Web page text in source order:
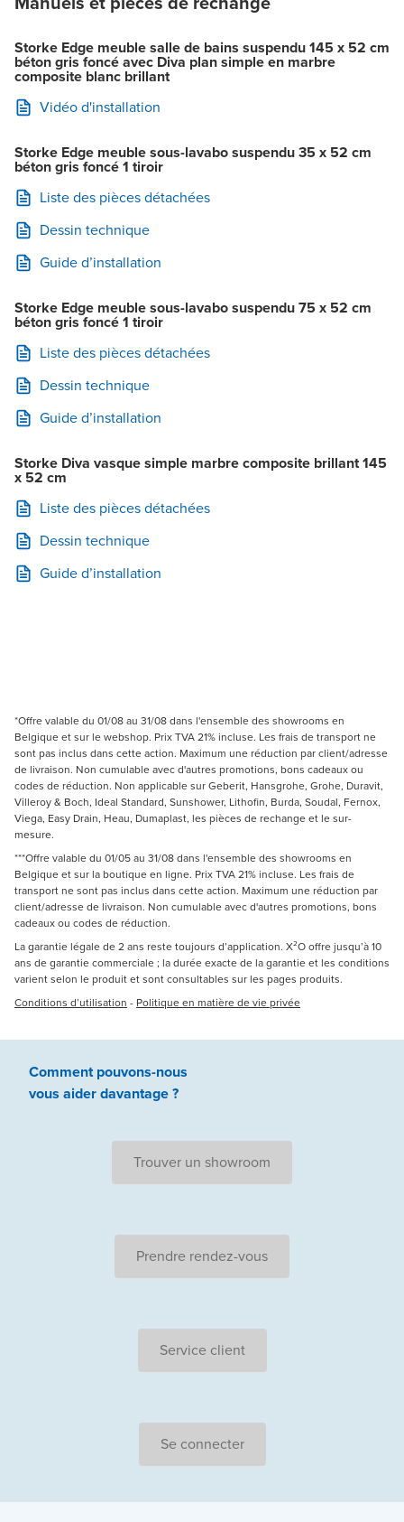
Storke Edge meuble salle de bains suspendu 145 x 52 cm
béton gris foncé avec Diva plan simple en marbre
composite blanc brillant
Vidéo d'installation
Storke Edge meuble sous-lavabo suspendu 35 x 52 cm
béton gris foncé 1 tiroir
Liste des pièces détachées
Dessin technique
Guide d’installation
Storke Edge meuble sous-lavabo suspendu 75 x 52 cm
béton gris foncé 1 tiroir
Liste des pièces détachées
Dessin technique
Guide d’installation
Storke Diva vasque simple marbre composite brillant 145
x 52 cm
Liste des pièces détachées
Dessin technique
Guide d’installation
*Offre valable du 01/08 au 31/08 dans l'ensemble des showrooms en
Belgique et sur le webshop. Prix TVA 21% incluse. Les frais de transport ne
sont pas inclus dans cette action. Maximum une réduction par client/adresse
de livraison. Non cumulable avec d'autres promotions, bons cadeaux ou
codes de réduction. Non applicable sur Geberit, Hansgrohe, Grohe, Duravit,
Villeroy & Boch, Ideal Standard, Sunshower, Lithofin, Burda, Soudal, Fernox,
Viega, Easy Drain, Heau, Dumaplast, les pièces de rechange et le sur-
mesure.
***Offre valable du 01/05 au 31/08 dans l'ensemble des showrooms en
Belgique et sur la boutique en ligne. Prix TVA 21% incluse. Les frais de
transport ne sont pas inclus dans cette action. Maximum une réduction par
client/adresse de livraison. Non cumulable avec d'autres promotions, bons
cadeaux ou codes de réduction.
La garantie légale de 2 ans reste toujours d’application. X²O offre jusqu’à 10
ans de garantie commerciale ; la durée exacte de la garantie et les conditions
varient selon le produit et sont consultables sur les pages produits.
Conditions d’utilisation - Politique en matière de vie privée
Comment pouvons-nous
vous aiderdavantage ?
Trouver un showroom
Prendre rendez-vous
Service client
Se connecter